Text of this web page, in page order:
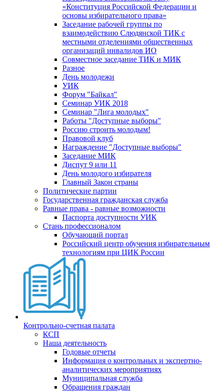
«Конституция Российской Федерации и
основы избирательного права»
Заседание рабочей группы по
взаимодействию Слюдянской ТИК с
местными отделениями общественных
организаций инвалидов ИО
Совместное заседание ТИК и МИК
Разное
День молодежи
УИК
Форум "Байкал"
Семинар УИК 2018
Семинар "Лига молодых"
Работы "Доступные выборы"
Россию строить молодым!
Правовой клуб
Награждение "Доступные выборы"
Заседание МИК
Диспут 9 или 11
День молодого избирателя
Главный Закон страны
Политические партии
Государственная гражданская служба
Равные права - равные возможности
Паспорта доступности УИК
Стань профессионалом
Обучающий портал
Российский центр обучения избирательным
технологиям при ЦИК России
Контрольно-счетная палата
КСП
Наша деятельность
Годовые отчеты
Информация о контрольных и экспертно-
аналитических мероприятиях
Муниципальная служба
Обращения граждан